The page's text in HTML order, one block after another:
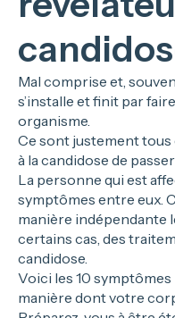
Mal comprise et,
s’installe et finit par
organisme.
Ce sont justement
à la candidose de
La personne qui est
symptômes entre eux.
manière indépendante
certains cas, des
candidose.
Voici les 10
manière dont votre